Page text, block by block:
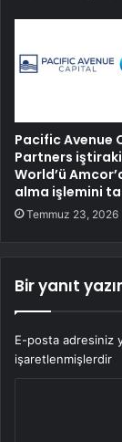
Pacific Avenue
Partners iştiraki,
World’ü
alma işlemini
Temmuz 23, 2026
Bir yanıt
E-posta adresiniz
işaretlenmişlerdir